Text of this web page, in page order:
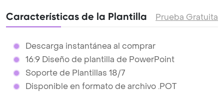
Características de la Plantilla Prueba Gratuita
Descarga instantánea al comprar
16:9 Diseño de plantilla de PowerPoint
Soporte de Plantillas 18/7
Disponible en formato de archivo .POT